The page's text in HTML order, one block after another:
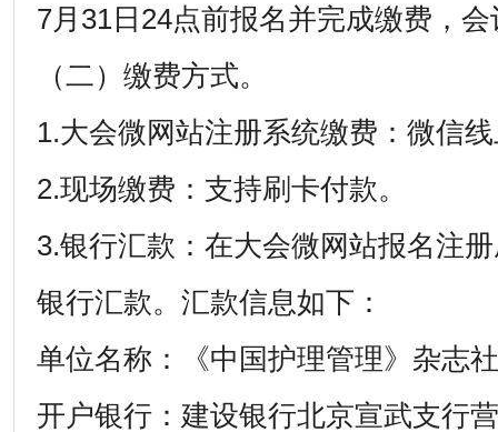
7月31日24点前报名并完成缴费，
（二）缴费方式。
1.大会微网站注册系统缴费：微信
2.现场缴费：支持刷卡付款。
3.银行汇款：在大会微网站报名注
银行汇款。汇款信息如下：
单位名称：《中国护理管理》杂志社
开户银行：建设银行北京宣武支行